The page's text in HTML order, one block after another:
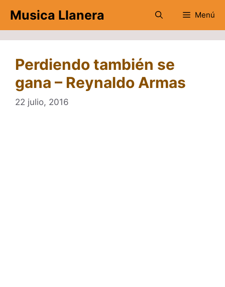
contenido
Musica Llanera Menú
Perdiendo también se
gana – Reynaldo Armas
22 julio, 2016